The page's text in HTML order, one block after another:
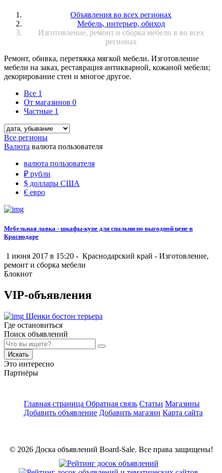
Объявления во всех регионах
Мебель, интерьер, обиход
Изготовление, ремонт и сборка мебели в во всех
регионах
Ремонт, обивка, перетяжка мягкой мебели. Изготовление
мебели на заказ, реставрация антикварной, кожаной мебели;
декорирование стен и многое другое.
Все 1
От магазинов 0
Частные 1
Все регионы
Валюта валюта пользователя
валюта пользователя
₽ рубли
$ доллары США
€ евро
Мебельная лавка - шкафы-купе для спальни по выгодной цене в
Краснодаре
1 июня 2017 в 15:20 - Краснодарский край - Изготовление,
ремонт и сборка мебели
Блокнот
VIP-объявления
Щенки бостон терьера
Где остановиться
Поиск объявлений
Искать
Это интересно
Партнёры
Главная страница Обратная связь Статьи Магазины
Добавить объявление Добавить магазин Карта сайта
© 2026 Доска объявлений Board-Sale. Все права защищены!